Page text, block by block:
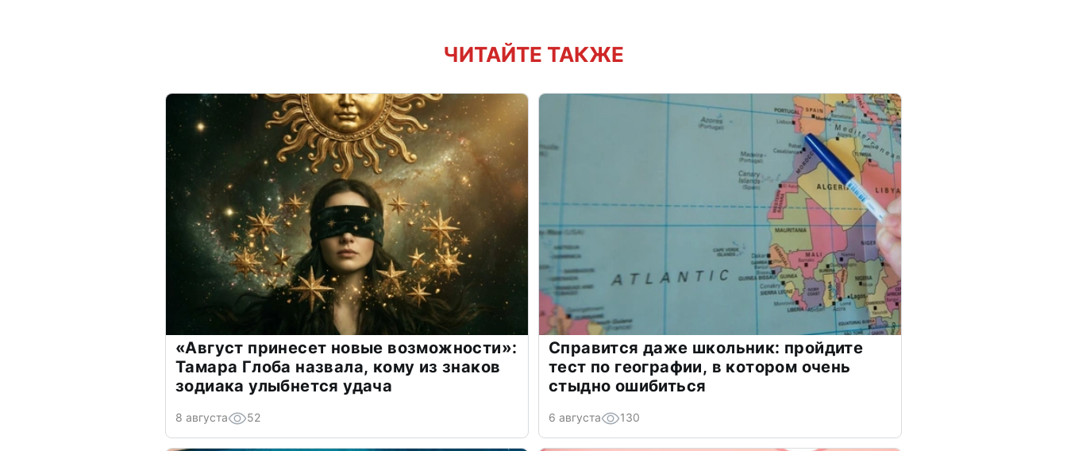
ЧИТАЙТЕ ТАКЖЕ
«Август принесет новые возможности»:
Тамара Глоба назвала, кому из знаков
зодиака улыбнется удача
8 августа 52
Справится даже школьник: пройдите
тест по географии, в котором очень
стыдно ошибиться
6 августа 130